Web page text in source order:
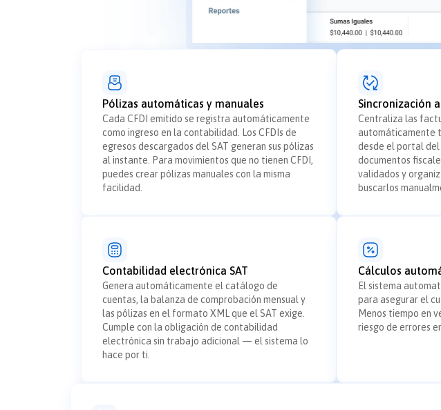
Pólizas automáticas y manuales
Cada CFDI emitido se registra automáticamente
como ingreso en la contabilidad. Los CFDIs de
egresos descargados del SAT generan sus pólizas
al instante. Para movimientos que no tienen CFDI,
puedes crear pólizas manuales con la misma
facilidad.
Sincronización
Centraliza las
automáticamente
desde el portal del
documentos
validados y
buscarlos
Contabilidad electrónica SAT
Genera automáticamente el catálogo de
cuentas, la balanza de comprobación mensual y
las pólizas en el formato XML que el SAT exige.
Cumple con la obligación de contabilidad
electrónica sin trabajo adicional — el sistema lo
hace por ti.
Cálculos
El sistema
para asegurar el
Menos tiempo en
riesgo de errores